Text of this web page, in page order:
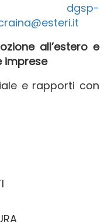
dgsp-
all’estero e
imprese
e rapporti con